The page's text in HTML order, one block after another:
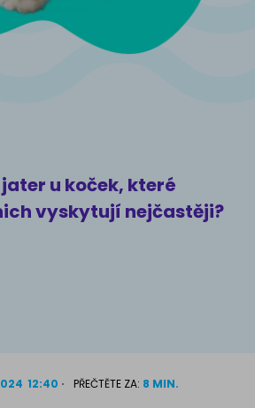
stravy
u koček, které
vyskytují nejčastěji?
12:40 PŘEČTĚTE ZA: 8 MIN.